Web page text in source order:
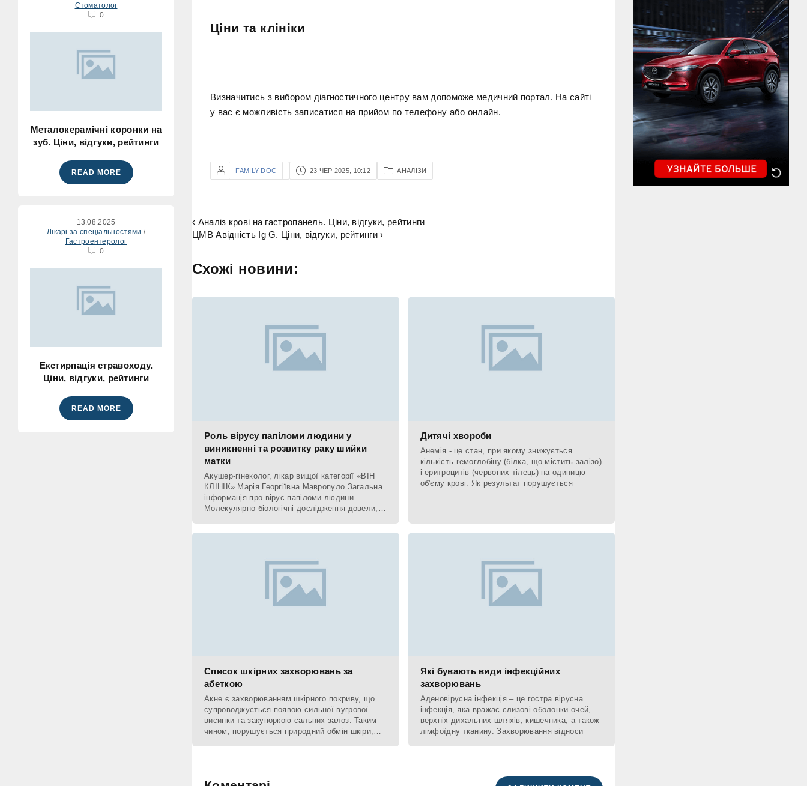
Стоматолог
0
Металокерамічні коронки на
зуб. Ціни, відгуки, рейтинги
READ MORE
13.08.2025
Лікарі за спеціальностями /
Гастроентеролог
0
Екстирпація стравоходу.
Ціни, відгуки, рейтинги
READ MORE
Ціни та клініки
Визначитись з вибором діагностичного центру вам допоможе медичний портал. На сайті
у вас є можливість записатися на прийом по телефону або онлайн.
FAMILY-DOC 23 ЧЕР 2025, 10:12 АНАЛІЗИ
‹ Аналіз крові на гастропанель. Ціни, відгуки, рейтинги
ЦМВ Авідність Ig G. Ціни, відгуки, рейтинги ›
Схожі новини:
Роль вірусу папіломи людини у
виникненні та розвитку раку шийки
матки
Акушер-гінеколог, лікар вищої категорії «ВІН
КЛІНІК» Марія Георгіївна Мавропуло Загальна
інформація про вірус папіломи людини
Молекулярно-біологічні дослідження довели,
Дитячі хвороби
Анемія - це стан, при якому знижується
кількість гемоглобіну (білка, що містить залізо)
і еритроцитів (червоних тілець) на одиницю
об'єму крові. Як результат порушується
Список шкірних захворювань за
абеткою
Акне є захворюванням шкірного покриву, що
супроводжується появою сильної вугрової
висипки та закупоркою сальних залоз. Таким
чином, порушується природний обмін шкіри,
Які бувають види інфекційних
захворювань
Аденовірусна інфекція – це гостра вірусна
інфекція, яка вражає слизові оболонки очей,
верхніх дихальних шляхів, кишечника, а також
лімфоїдну тканину. Захворювання відноси